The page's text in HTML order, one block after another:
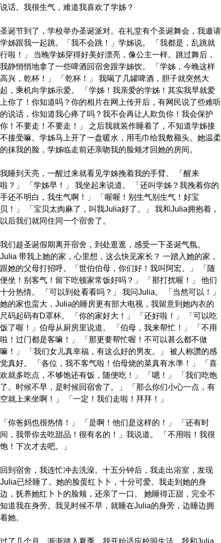
说话。我很生气，难道我喜欢了学姊？
圣诞节到了，学校举办圣诞派对。在礼堂有个圣诞舞会，我邀请
学姊跟我一起跳。「我不会跳！」学姊说。 「我都是，乱跳就
行啦！」 当晚学姊穿得好美好漂亮，像公主一样。跳过舞后，
我静悄悄地拿了一些啤酒回宿舍跟学姊饮。 「学姊，今晚这样
高兴，乾杯！」 「乾杯！」 我喝了几罐啤酒，胆子就突然大
起，乘机向学姊示爱。 「学姊！我亲爱的学姊！其实我早就爱
上你了！你知道吗？你的相片在网上传开后，有网民说了些难听
的说话，你知道我心疼了吗？我不会再让人欺负你！我会保护
你！不要走！不要走！」 之后我就装作睡着了，不知道学姊接
不接受嘛。学姊马上开了一盘暖水，用毛巾给我敷额头。她温柔
的抹我的脸，学姊临走前还亲吻我的脸颊才回她的房间。
我睡到天亮，一醒过来就看见学姊挽着我的手臂。 「醒来
啦？」 「学姊早！」 我坐起来说道。 「还叫学姊？我挽着你的
手还不明白，我生气啊！」 「喔喔！别生气别生气！好宝
贝！」 「宝贝太肉麻了，叫我Julia好了。」 我和Julia拥抱着，
以后我们就同住同一个宿舍了。
我们趁圣诞假期离开宿舍，到处逛逛，感受一下圣诞气氛。
Julia 带我上她的家，心里想，这么快见家长？ 一踏入她的家，
跟她的父母打招呼。「世伯伯母，你们好！我叫阿宏。」 「随
便坐！别客气！留下吃顿家常饭好吗？」 「那打扰喔！」 他们
十分热情。 「可以到处看看吗？」 我问Julia。 「当然可以！」
她的家也蛮大，Julia的睡房更有部大电视，我留意到她内衣的
尺码起码有D罩杯。 「你的家好大！」 「还好啦！」 「可以吃
饭了喔！」伯母从厨房里说道。 「伯母，我来帮忙！」 「不用
啦！过门都是客嘛！」 「那更要帮忙喔！不可以甚么都不做
嘛！」 「我们女儿真幸福，有这么好的男友。」 被人称讚的感
觉真好。 「各位，我不客气啦！伯母烧的菜真有水準！」 「喜
欢就多吃点，不够饱还有饭，随便吃！」 「嗯！」 「我们吃饱
了。时候不早，是时候回宿舍了。」 「那么你们小心一点，有
空就上来坐啊！」 「一定！我们走啦！拜拜！」
「你爸妈也很热情！」 「是啊！他们是这样的！」 「还有时
间，我带你去吃甜品！很有名的！」我说道。 「不用啦！我很
饱！下次才去吧。」
回到宿舍，我连忙冲去洗澡。十五分钟后，我走出浴室，发现
Julia已经睡了。她的脸蛋红卜卜，十分可爱。我走到她的身
边，抚养她红卜卜的脸颊，还亲了一口。 她睡得正甜，完全不
知道我在身旁。我见时候不早，就睡在Julia的身旁，边睡边拥
着她。
过了几个月，渐渐踏入夏季，我开始适应校园生活。我和Julia